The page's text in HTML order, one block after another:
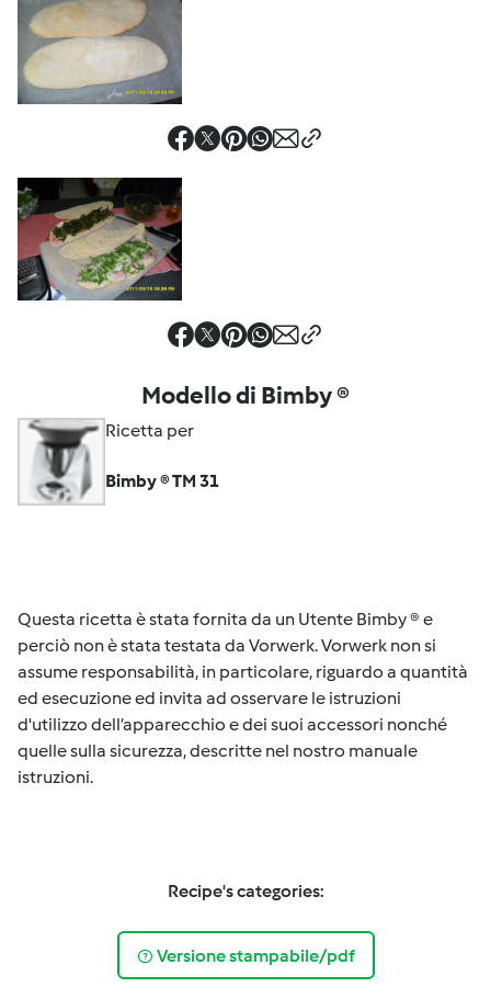
Modello di Bimby ®
Ricetta per
Bimby ® TM 31
Questa ricetta è stata fornita da un Utente Bimby ® e
perciò non è stata testata da Vorwerk. Vorwerk non si
assume responsabilità, in particolare, riguardo a quantità
ed esecuzione ed invita ad osservare le istruzioni
d'utilizzo dell’apparecchio e dei suoi accessori nonché
quelle sulla sicurezza, descritte nel nostro manuale
istruzioni.
Recipe's categories:
Versione stampabile/pdf